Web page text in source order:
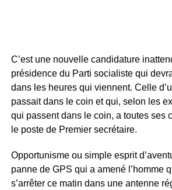
C’est une nouvelle candidature
présidence du Parti socialiste qui
dans les heures qui viennent. Celle
passait dans le coin et qui, selon les
qui passent dans le coin, a toutes ses
le poste de Premier secrétaire.
Opportunisme ou simple esprit
panne de GPS qui a amené l’homme
s’arrêter ce matin dans une antenne